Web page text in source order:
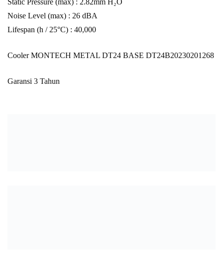
Static Pressure (max) : 2.82mm H₂O
Noise Level (max) : 26 dBA
Lifespan (h / 25°C) : 40,000
Cooler MONTECH METAL DT24 BASE DT24B20230201268
Garansi 3 Tahun